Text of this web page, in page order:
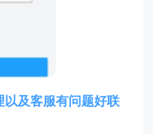
以及客服有问题好联